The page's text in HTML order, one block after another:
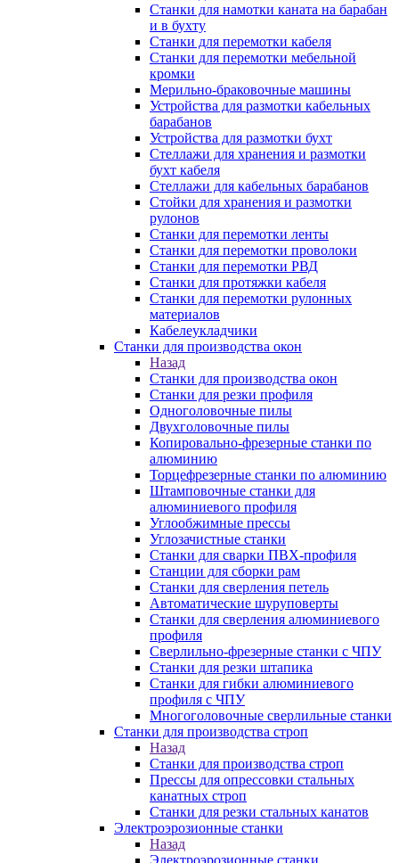
Станки для намотки каната на барабан
и в бухту
Станки для перемотки кабеля
Станки для перемотки мебельной
кромки
Мерильно-браковочные машины
Устройства для размотки кабельных
барабанов
Устройства для размотки бухт
Стеллажи для хранения и размотки
бухт кабеля
Стеллажи для кабельных барабанов
Стойки для хранения и размотки
рулонов
Станки для перемотки ленты
Станки для перемотки проволоки
Станки для перемотки РВД
Станки для протяжки кабеля
Станки для перемотки рулонных
материалов
Кабелеукладчики
Станки для производства окон
Назад
Станки для производства окон
Станки для резки профиля
Одноголовочные пилы
Двухголовочные пилы
Копировально-фрезерные станки по
алюминию
Торцефрезерные станки по алюминию
Штамповочные станки для
алюминиевого профиля
Углообжимные прессы
Углозачистные станки
Станки для сварки ПВХ-профиля
Станции для сборки рам
Станки для сверления петель
Автоматические шуруповерты
Станки для сверления алюминиевого
профиля
Сверлильно-фрезерные станки с ЧПУ
Станки для резки штапика
Станки для гибки алюминиевого
профиля с ЧПУ
Многоголовочные сверлильные станки
Станки для производства строп
Назад
Станки для производства строп
Прессы для опрессовки стальных
канатных строп
Станки для резки стальных канатов
Электроэрозионные станки
Назад
Электроэрозионные станки